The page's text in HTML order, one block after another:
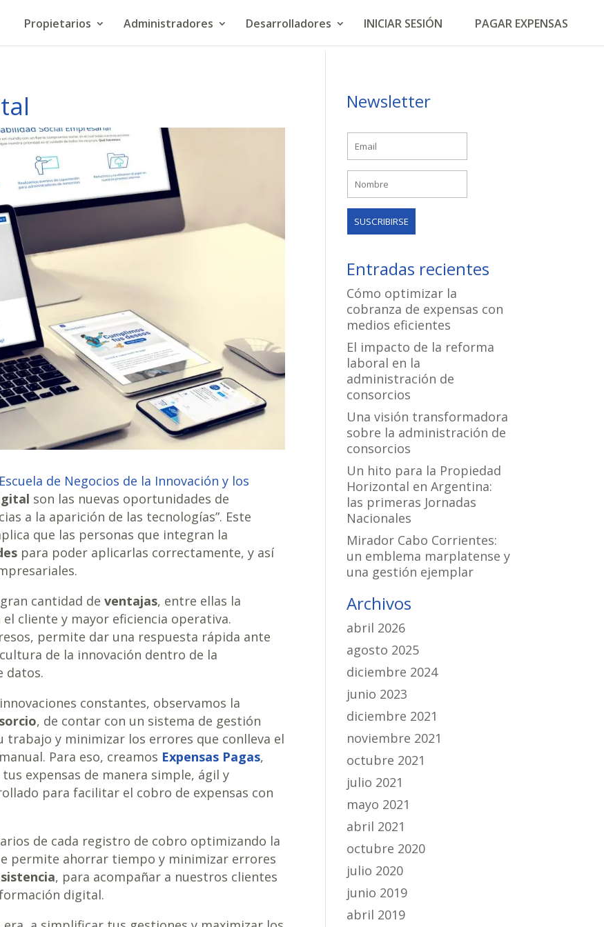
Propietarios Administradores Desarrolladores INICIAR SESIÓN PAGAR EXPENSAS
Escuela de Negocios de la Innovación y los
son las nuevas oportunidades de
a la aparición de las tecnologías”. Este
que las personas que integran la
para poder aplicarlas correctamente, y así
cantidad deventajas, entre ellas la
cliente y mayor eficiencia operativa.
permite dar una respuesta rápida ante
de la innovación dentro de la
datos.
constantes, observamos la
, de contar con un sistema de gestión
trabajo y minimizar los errores que conlleva el
Para eso, creamos Expensas Pagas,
expensas de manera simple, ágil y
para facilitar el cobro de expensas con
de cada registro de cobro optimizando la
permite ahorrar tiempo y minimizar errores
, para acompañar a nuestros clientes
digital.
Newsletter
Entradas recientes
Cómo optimizar la
cobranza de expensas con
medios eficientes
El impacto de la reforma
laboral en la
administración de
consorcios
Una visión transformadora
sobre la administración de
consorcios
Un hito para la Propiedad
Horizontal en Argentina:
las primeras Jornadas
Nacionales
Mirador Cabo Corrientes:
un emblema marplatense y
una gestión ejemplar
Archivos
abril 2026
agosto 2025
diciembre 2024
junio 2023
diciembre 2021
noviembre 2021
octubre 2021
julio 2021
mayo 2021
abril 2021
octubre 2020
julio 2020
junio 2019
abril 2019